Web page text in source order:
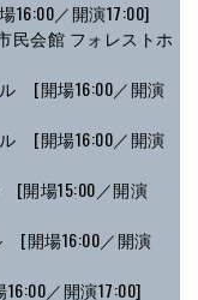
／開演17:00]
⺠会館 フォレストホ
[開場16:00／開演
[開場16:00／開演
[開場15:00／開演
[開場16:00／開演
／開演17:00]